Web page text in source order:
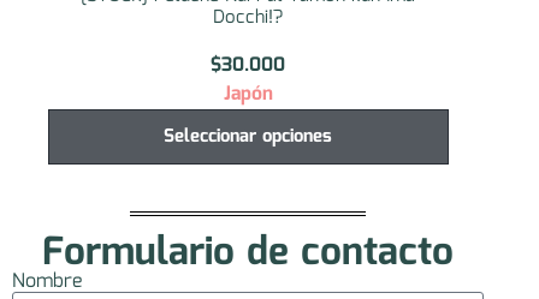
Docchi!?
$30.000
Japón
Seleccionar opciones
Formulario de contacto
Nombre